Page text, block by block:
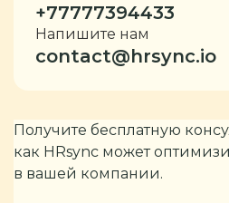
+77777394433
Напишите нам
contact@hrsync.io
Получите бесплатную
как HRsync может
в вашей компании.